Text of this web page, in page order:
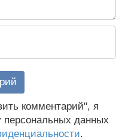
комментарий", я
персональных данных
.